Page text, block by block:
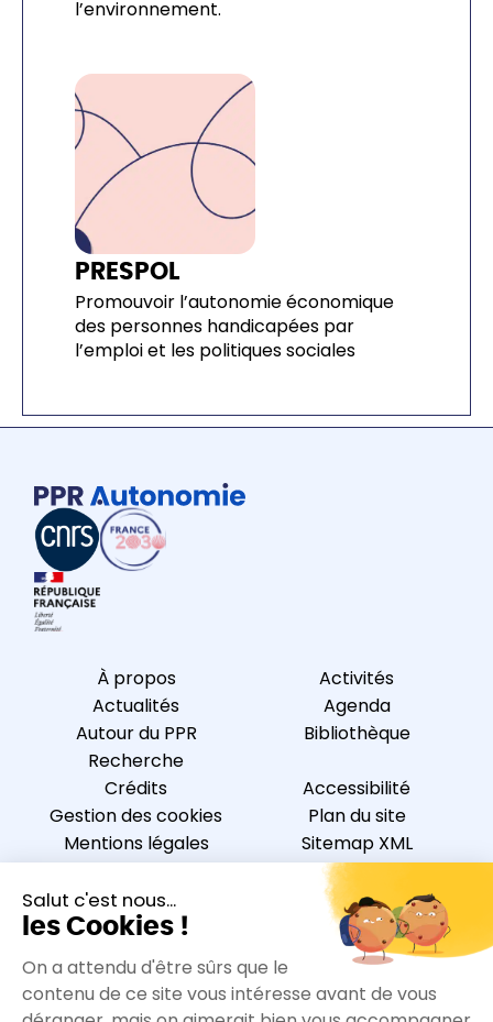
l’environnement.
PRESPOL
Promouvoir l’autonomie économique
des personnes handicapées par
l’emploi et les politiques sociales
À propos
Actualités
Autour du PPR
Recherche
Activités
Agenda
Bibliothèque
Crédits
Gestion des cookies
Mentions légales
Protections des
données personnelles
Accessibilité
Plan du site
Sitemap XML
Flux RSS
Nous contacter
S’inscrire à la newsletter